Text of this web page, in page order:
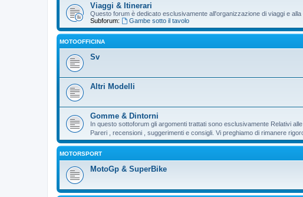
Viaggi & Itinerari
Questo forum è dedicato esclusivamente all'organizzazione di viaggi e alla
Subforum:
Gambe sotto il tavolo
MOTOOFFICINA
Sv
Altri Modelli
Gomme & Dintorni
In questo sottoforum gli argomenti trattati sono esclusivamente Relativi
Pareri , recensioni , suggerimenti e consigli. Vi preghiamo di rimanere
MOTORSPORT
MotoGp & SuperBike